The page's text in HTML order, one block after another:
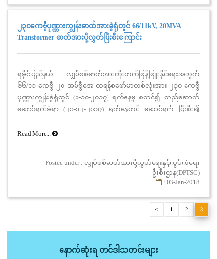
၂၃၀ကေဗွီပုဏ္ဏားကျွန်းဓာတ်အားခွဲရုံတွင် 66/11kV, 20MVA
Transformer ဓာတ်အားပို့လွှတ်ပြီးစီးကြောင်း
ရခိုင်ပြည်နယ် လျှပ်စစ်ဓာတ်အားတိုးတက်ဖြန့်ဖြူးနိုင်ရေးအတွက်
၆၆/၁၁ ကေဗွီ ၂၀ အမ်ဗွီအေ ထရန်စဖော်မာတစ်လုံးအား ၂၃၀ ကေဗွီ
ပုဏ္ဏားကျွန်းခွဲရုံတွင် (၁-၁၀-၂၀၁၇) ရက်နေ့မှ စတင်၍ တည်ဆောက်
ဆောင်ရွက်ခဲ့ရာ (၂၁-၁၂-၂၀၁၇) ရက်နေ့တွင် ဆောင်ရွက် ပြီးစီး၍
ပါသည်။
Read More...
Posted under : လျှပ်စစ်ဓာတ်အားပို့လွှတ်ရေးနှင့်ကွပ်ကဲရေး
ဦးစီးဌာန(DPTSC)
: 03-Jan-2018
< 1 2 3
နောက်ဆုံးရ တင်ဒါသတင်းများ